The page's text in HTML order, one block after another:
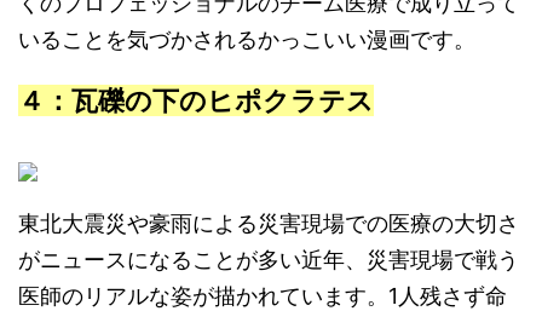
いることを気づかされるかっこいい漫画です。
４：瓦礫の下のヒポクラテス
東北大震災や豪雨による災害現場での医療の大切さ
がニュースになることが多い近年、災害現場で戦う
医師のリアルな姿が描かれています。1人残さず命